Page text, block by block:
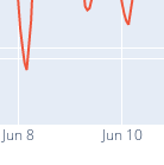
Jun 8 Jun 10